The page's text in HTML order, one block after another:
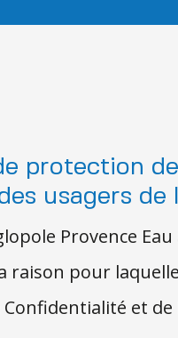
protection
usagers de
Provence
raison pour
et